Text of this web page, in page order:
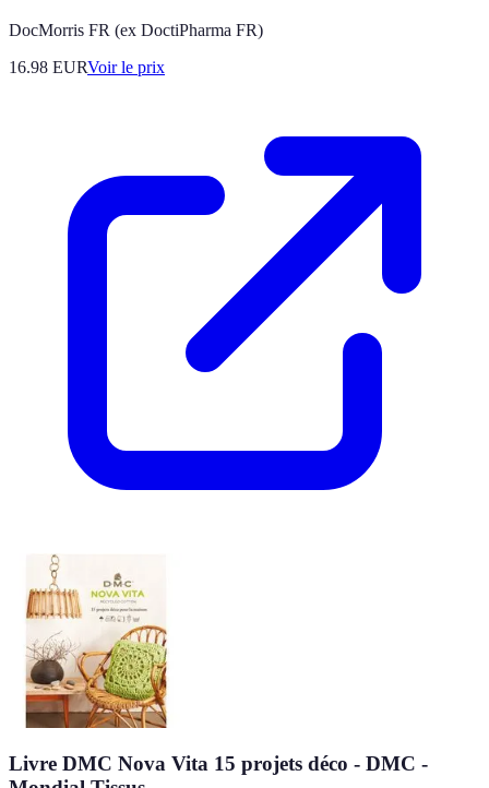
DocMorris FR (ex DoctiPharma FR)
16.98 EURVoir le prix
Livre DMC Nova Vita 15 projets déco - DMC -